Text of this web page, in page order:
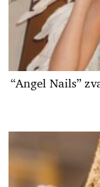
“Angel Nails”